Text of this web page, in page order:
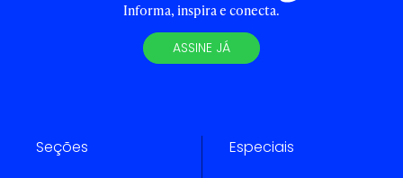
Informa, inspira e conecta.
ASSINE JÁ
Seções Especiais